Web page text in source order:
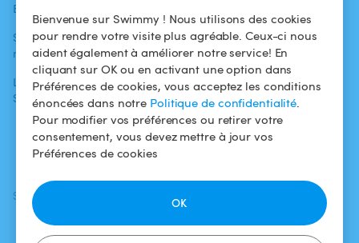
Bienvenue sur Swimmy ! Nous utilisons des cookies
pour rendre votre visite plus agréable. Ceux-ci nous
aident également à améliorer notre service! En
cliquant sur OK ou en activant une option dans
Préférences de cookies, vous acceptez les conditions
énoncées dans notre Politique de confidentialité.
Pour modifier vos préférences ou retirer votre
consentement, vous devez mettre à jour vos
Préférences de cookies
OK
Blog
Swimmy dans les
médias
L'aventure
Swimmy
baigneurs
Pour les
propriétaires
Louer ma piscine
Comment ça
marche ?
Conditions
d'utilisation
Politique de
confidentialité
Mentions légales
SUIVEZ-NOUS
Facebook